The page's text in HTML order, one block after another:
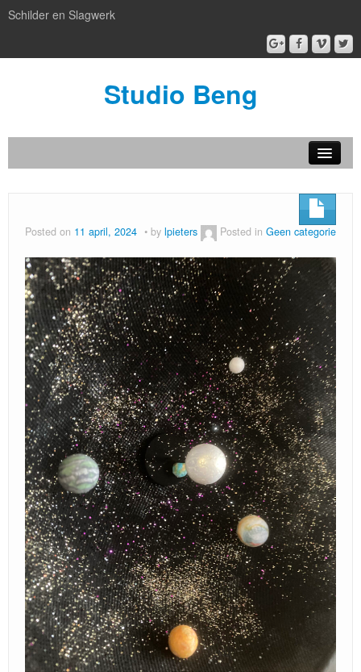
Schilder en Slagwerk
Studio Beng
Patronen
artful facilities
Kijken
Locatie / Contact
Posted on 11 april, 2024 by lpieters Posted in Geen categorie